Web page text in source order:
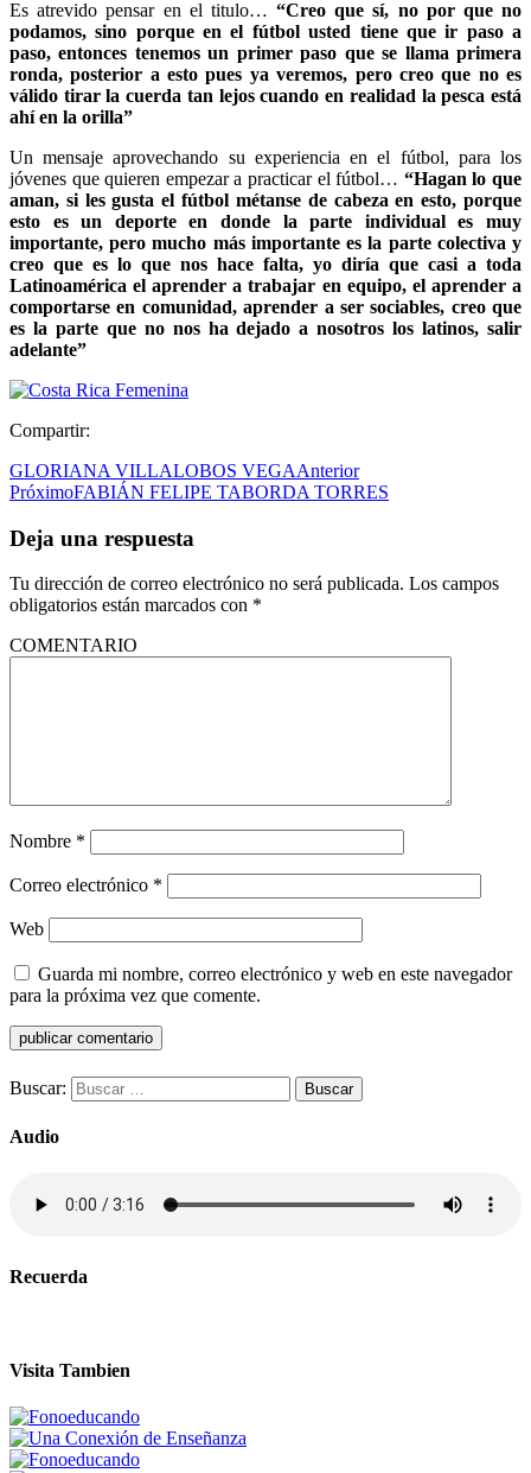
Es atrevido pensar en el titulo… “Creo que sí, no por que no
podamos, sino porque en el fútbol usted tiene que ir paso a
paso, entonces tenemos un primer paso que se llama primera
ronda, posterior a esto pues ya veremos, pero creo que no es
válido tirar la cuerda tan lejos cuando en realidad la pesca está
ahí en la orilla”
Un mensaje aprovechando su experiencia en el fútbol, para los
jóvenes que quieren empezar a practicar el fútbol… “Hagan lo que
aman, si les gusta el fútbol métanse de cabeza en esto, porque
esto es un deporte en donde la parte individual es muy
importante, pero mucho más importante es la parte colectiva y
creo que es lo que nos hace falta, yo diría que casi a toda
Latinoamérica el aprender a trabajar en equipo, el aprender a
comportarse en comunidad, aprender a ser sociables, creo que
es la parte que no nos ha dejado a nosotros los latinos, salir
adelante”
Compartir:
GLORIANA VILLALOBOS VEGAAnterior
PróximoFABIÁN FELIPE TABORDA TORRES
Deja una respuesta
Tu dirección de correo electrónico no será publicada. Los campos
obligatorios están marcados con *
COMENTARIO
Nombre *
Correo electrónico *
Web
Guarda mi nombre, correo electrónico y web en este navegador
para la próxima vez que comente.
Buscar:
Audio
Recuerda
Visita Tambien